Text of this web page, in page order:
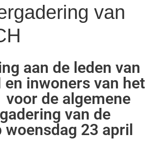
van
aan de leden van
en inwoners van het
de algemene
van de
woensdag 23 april